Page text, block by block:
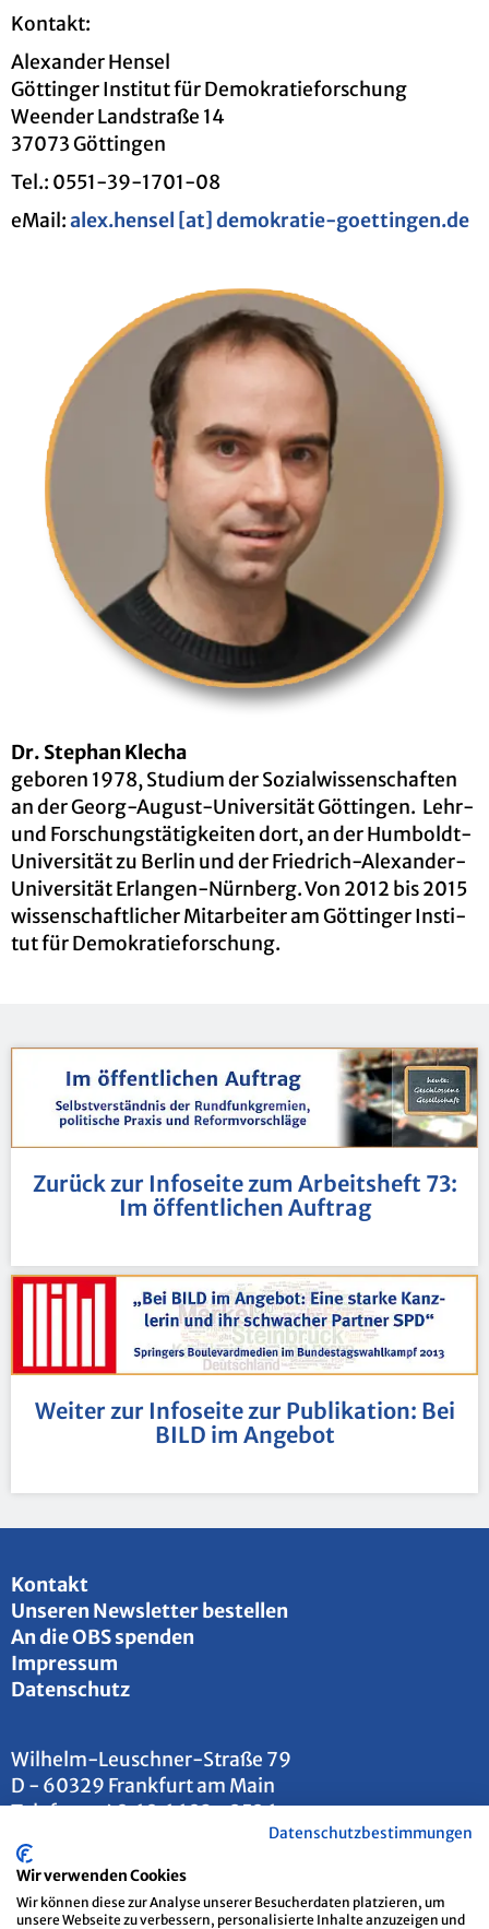
Kon­takt:
Alex­an­der Hen­sel
Göt­tin­ger In­sti­tut für De­mo­kra­tie­for­schung
Ween­der Land­stra­ße 14
37073 Göt­tin­gen
Tel.: 0551-39-1701-08
eMail:alex.​hensel [at] de­mo­kra­tie-go­e­t­tin­gen.de
Dr. Ste­phan Klecha
ge­bo­ren 1978, Stu­di­um der So­zi­al­wis­sen­schaf­ten
an der Georg-Au­gust-Uni­ver­si­tät Göt­tin­gen. Lehr-
und For­schungs­tä­tig­kei­ten dort, an der Hum­boldt-
Uni­ver­si­tät zu Ber­lin und der Fried­rich-Alex­an­der-
Uni­ver­si­tät Er­lan­gen-Nürn­berg. Von 2012 bis 2015
wis­sen­schaft­li­cher Mit­ar­bei­ter am Göt­tin­ger In­sti­
tut für De­mo­kra­tie­for­schung.
Zu­rück zur In­fo­sei­te zum Ar­beits­heft 73:
Im öf­fent­li­chen Auf­trag
Wei­ter zur In­fo­sei­te zur Pu­bli­ka­ti­on: Bei
BILD im An­ge­bot
Kon­takt
Un­se­ren News­let­ter be­stel­len
An die OBS spen­den
Im­pres­sum
Da­ten­schutz
Wil­helm-Leu­sch­ner-Stra­ße 79
D - 60329 Frank­furt am Main
Te­le­fon:+49 69 6693 - 2526
E-Mail: info@​otto-​brenner-​stiftung.​de
Datenschutzbestimmungen
Wir verwenden Cookies
Wir können diese zur Analyse unserer Besucherdaten platzieren, um
unsere Webseite zu verbessern, personalisierte Inhalte anzuzeigen und